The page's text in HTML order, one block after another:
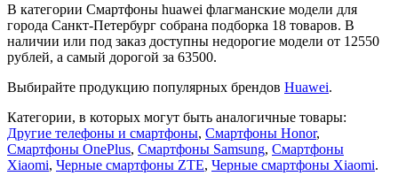
В категории Смартфоны huawei флагманские модели для
города Санкт-Петербург собрана подборка 18 товаров. В
наличии или под заказ доступны недорогие модели от 12550
рублей, а самый дорогой за 63500.
Выбирайте продукцию популярных брендов Huawei.
Категории, в которых могут быть аналогичные товары:
Другие телефоны и смартфоны, Смартфоны Honor,
Смартфоны OnePlus, Смартфоны Samsung, Смартфоны
Xiaomi, Черные смартфоны ZTE, Черные смартфоны Xiaomi.